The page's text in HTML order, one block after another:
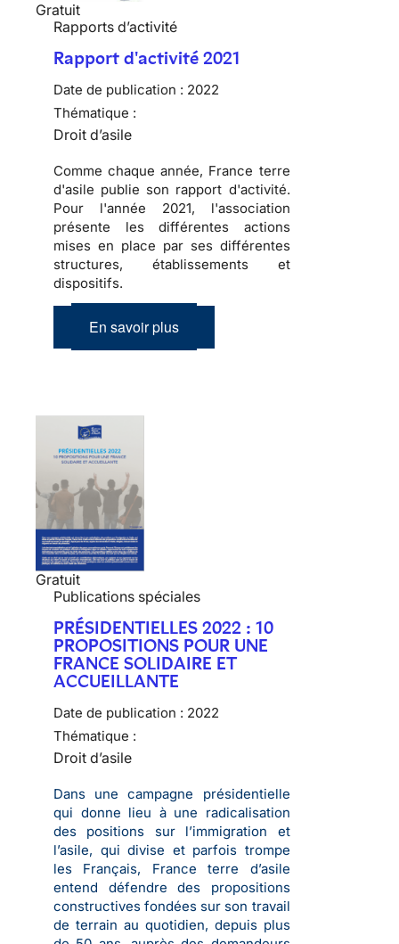
Gratuit
Rapports d’activité
Rapport d'activité 2021
Date de publication : 2022
Thématique :
Droit d’asile
Comme chaque année, France terre
d'asile publie son rapport d'activité.
Pour l'année 2021, l'association
présente les différentes actions
mises en place par ses différentes
structures, établissements et
dispositifs.
En savoir plus
Gratuit
Publications spéciales
PRÉSIDENTIELLES 2022 : 10
PROPOSITIONS POUR UNE
FRANCE SOLIDAIRE ET
ACCUEILLANTE
Date de publication : 2022
Thématique :
Droit d’asile
Dans une campagne présidentielle
qui donne lieu à une radicalisation
des positions sur l’immigration et
l’asile, qui divise et parfois trompe
les Français, France terre d’asile
entend défendre des propositions
constructives fondées sur son travail
de terrain au quotidien, depuis plus